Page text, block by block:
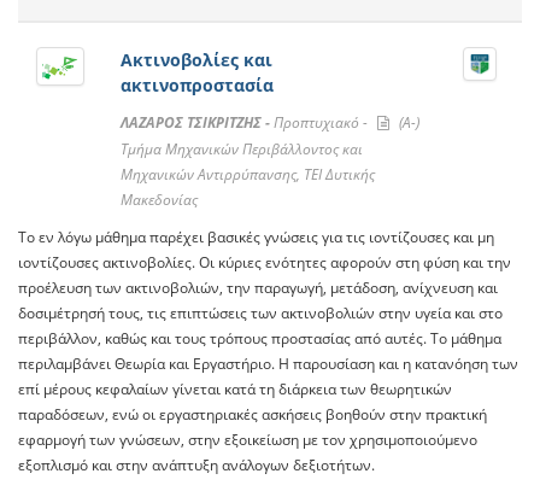
Ακτινοβολίες και
ακτινοπροστασία
ΛΑΖΑΡΟΣ ΤΣΙΚΡΙΤΖΗΣ -Προπτυχιακό -
(A-)
Τμήμα Μηχανικών Περιβάλλοντος και
Μηχανικών Αντιρρύπανσης, ΤΕΙ Δυτικής
Μακεδονίας
Το εν λόγω μάθημα παρέχει βασικές γνώσεις για τις ιοντίζουσες και μη
ιοντίζουσες ακτινοβολίες. Οι κύριες ενότητες αφορούν στη φύση και την
προέλευση των ακτινοβολιών, την παραγωγή, μετάδοση, ανίχνευση και
δοσιμέτρησή τους, τις επιπτώσεις των ακτινοβολιών στην υγεία και στο
περιβάλλον, καθώς και τους τρόπους προστασίας από αυτές. Το μάθημα
περιλαμβάνει Θεωρία και Εργαστήριο. Η παρουσίαση και η κατανόηση των
επί μέρους κεφαλαίων γίνεται κατά τη διάρκεια των θεωρητικών
παραδόσεων, ενώ οι εργαστηριακές ασκήσεις βοηθούν στην πρακτική
εφαρμογή των γνώσεων, στην εξοικείωση με τον χρησιμοποιούμενο
εξοπλισμό και στην ανάπτυξη ανάλογων δεξιοτήτων.